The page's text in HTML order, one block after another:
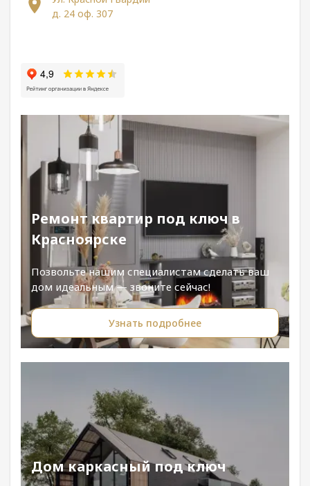
д. 24 оф. 307
Ремонт квартир под ключ в
Красноярске
Позвольте нашим специалистам сделать ваш
дом идеальным — звоните сейчас!
Узнать подробнее
Дом каркасный под ключ